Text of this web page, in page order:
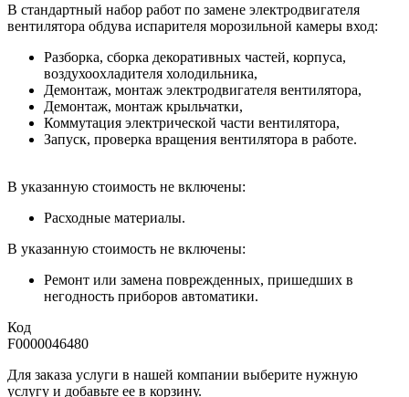
В стандартный набор работ по замене электродвигателя
вентилятора обдува испарителя морозильной камеры вход:
Разборка, сборка декоративных частей, корпуса,
воздухоохладителя холодильника,
Демонтаж, монтаж электродвигателя вентилятора,
Демонтаж, монтаж крыльчатки,
Коммутация электрической части вентилятора,
Запуск, проверка вращения вентилятора в работе.
В указанную стоимость не включены:
Расходные материалы.
В указанную стоимость не включены:
Ремонт или замена поврежденных, пришедших в
негодность приборов автоматики.
Код
F0000046480
Для заказа услуги в нашей компании выберите нужную
услугу и добавьте ее в корзину.